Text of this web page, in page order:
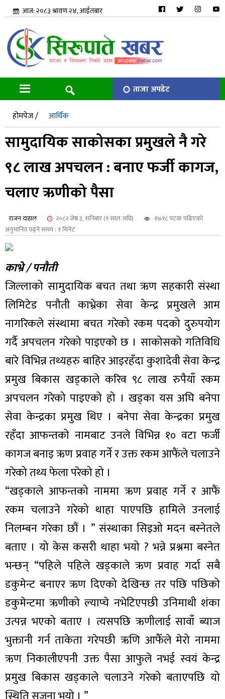
आज: २०८३ श्रावण २४, आईतबार
ताजा अपडेट
होमपेज /
आर्थिक
सामुदायिक साकोसका प्रमुखले नै गरे
९८ लाख अपचलन : बनाए फर्जी कागज,
चलाए ऋणीको पैसा
राजन दाहाल २०८२ जेष्ठ ३, शनिबार (१ साल अघि)
१७१८ पटक पढिएको
अनुमानित पढ्ने समय : १ मिनेट
काभ्रे / पनौती
जिल्लाको सामुदायिक बचत तथा ऋण सहकारी संस्था
लिमिटेड पनौती काभ्रेका सेवा केन्द्र प्रमुखले आम
नागरिकले संस्थामा बचत गरेको रकम पदको दुरुपयोग
गर्दै अपचलन गरेको पाइएको छ । साकोसको गतिविधि
बारे विभिन्न तथ्यहरु बाहिर आइरहँदा कुशादेवी सेवा केन्द्र
प्रमुख बिकास खड्काले करिव ९८ लाख रुपैयाँ रकम
अपचलन गरेको पाइएको हो । खड्का यस अघि बनेपा
सेवा केन्द्रका प्रमुख थिए । बनेपा सेवा केन्द्रका प्रमुख
रहँदा आफन्तको नामबाट उनले विभिन्न १० वटा फर्जी
कागज बनाइ ऋण प्रवाह गर्ने र उक्त रकम आफैंले चलाउने
गरेको तथ्य फेला परेको हो ।
“खड्काले आफन्तको नाममा ऋण प्रवाह गर्ने र आफैं
रकम चलाउने गरेको थाहा पाएपछि हामिले उनलाई
निलम्बन गरेका छौं । ” संस्थाका सिइओ मदन बस्नेतले
बताए । यो केस कसरी थाहा भयो ? भन्ने प्रश्नमा बस्नेत
भन्छन् “पहिले पहिले खड्काले ऋण प्रवाह गर्दा सबै
डकुमेन्ट बनाएर ऋण दिएको देखिन्छ तर पछि पछिको
डकुमेन्टमा ऋणीको ल्याप्चे नभेटिएपछी उनिमाथी शंका
उत्पन्न भएको बताए । त्यसपछि ऋणीलाई सावाँ ब्याज
भुक्तानी गर्न ताकेता गरेपछी ऋणि आफैँले मेरो नाममा
ऋण निकालीएपनी उक्त पैसा आफुले नभई स्वयं केन्द्र
प्रमुख बिकास खड्काले चलाउने गरेको बताएपछि यो